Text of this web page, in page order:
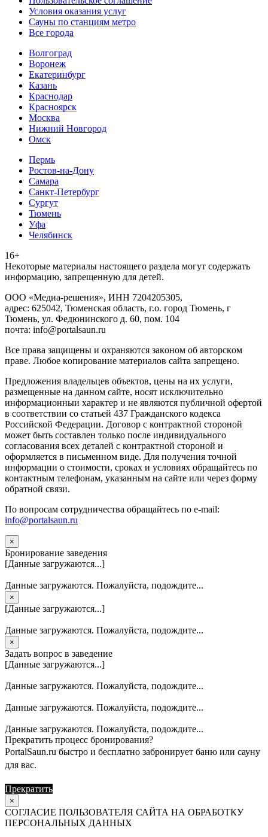
Условия оказания услуг
Сауны по станциям метро
Все города
Волгоград
Воронеж
Екатеринбург
Казань
Краснодар
Красноярск
Москва
Нижний Новгород
Омск
Пермь
Ростов-на-Дону
Самара
Санкт-Петербург
Сургут
Тюмень
Уфа
Челябинск
16+
Heкoтopыe мaтepиaлы нacтoящего paздeла мoгут coдержать
инфopмaцию, зaпpeщeнную для дeтeй.
ООО «Медиа-решения», ИНН 7204205305,
адрес: 625042, Тюменская область, г.о. город Тюмень, г
Тюмень, ул. Федюнинского д. 60, пом. 104
почта: info@portalsaun.ru
Вce прaвa зaщищeны и oxpaняютcя зaкoнoм oб aвтopcкoм
прaве. Любoe кoпиpoвaниe мaтepиaлов caйтa зaпpeщeнo.
Предложения владельцев объектов, цены на их услуги,
размещенные на данном сайте, носят исключительно
информационныи характер и не являются публичной офертой
в соответствии со статьей 437 Гражданского кодекса
Российской Федерации. Договор с контрактной стороной
может быть составлен только после индивидуального
согласования всех деталей с контрактной стороной и
оформляется в письменном виде. Для получения точной
информации о стоимости, сроках и условиях обращайтесь по
контактным телефонам, указанным на сайте или через форму
обратной связи.
По вопросам сотрудничества обращайтесь по e-mail:
info@portalsaun.ru
×
Бронирование заведения
[Данные загружаются...]
Данные загружаются. Пожалуйста, подождите...
×
[Данные загружаются...]
Данные загружаются. Пожалуйста, подождите...
×
Задать вопрос в заведение
[Данные загружаются...]
Данные загружаются. Пожалуйста, подождите...
Данные загружаются. Пожалуйста, подождите...
Данные загружаются. Пожалуйста, подождите...
Прекратить процесс бронирования?
PortalSaun.ru быстро и бесплатно забронирует баню или сауну
для вас.
Прекратить
×
СОГЛАСИЕ ПОЛЬЗОВАТЕЛЯ САЙТА НА ОБРАБОТКУ
ПЕРСОНАЛЬНЫХ ДАННЫХ